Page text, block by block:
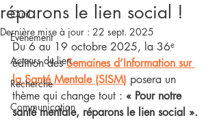
Outil
Evénement
Acteurs du lien
Recherche
Communication
réparons le lien social !
Dernière mise à jour : 22 sept. 2025
Du 6 au 19 octobre 2025, la 36ᵉ
édition des Semaines d’Information sur
la Santé Mentale (SISM) posera un
thème qui change tout : « Pour notre
santé mentale, réparons le lien social ».